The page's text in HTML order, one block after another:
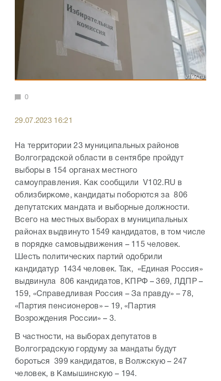
0
29.07.2023 16:21
На территории 23 муниципальных районов
Волгоградской области в сентябре пройдут
выборы в 154 органах местного
самоуправления. Как сообщили V102.RU в
облизбиркоме, кандидаты поборются за 806
депутатских мандата и выборные должности.
Всего на местных выборах в муниципальных
районах выдвинуто 1549 кандидатов, в том числе
в порядке самовыдвижения – 115 человек.
Шесть политических партий одобрили
кандидатур 1434 человек. Так, «Единая Россия»
выдвинула 806 кандидатов, КПРФ – 369, ЛДПР –
159, «Справедливая Россия – За правду» – 78,
«Партия пенсионеров» – 19, «Партия
Возрождения России» – 3.
В частности, на выборах депутатов в
Волгоградскую гордуму за мандаты будут
бороться 399 кандидатов, в Волжскую – 247
человек, в Камышинскую – 194.